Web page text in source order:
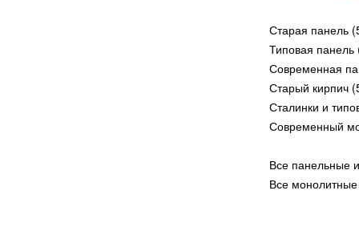
Старая панель
Типовая
Современная
Старый кирпич
Сталинки и
Современный
Все панельные
Все